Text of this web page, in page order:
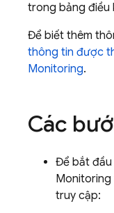
trong bảng điều
Để biết thêm
thông tin được
Monitoring.
Các
Để bắt
Monitoring
truy cập: